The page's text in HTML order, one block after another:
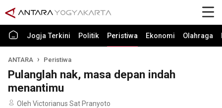
Jogja Terkini Politik Peristiwa Ekonomi Olahraga
ANTARA Peristiwa
Pulanglah nak, masa depan indah
menantimu
Oleh Victorianus Sat Pranyoto